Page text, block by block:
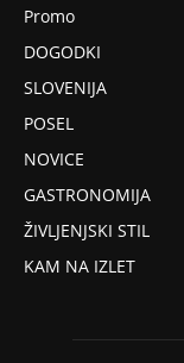
Promo
DOGODKI
SLOVENIJA
POSEL
NOVICE
GASTRONOMIJA
ŽIVLJENJSKI STIL
KAM NA IZLET